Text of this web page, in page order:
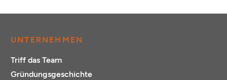
UNTERNEHMEN
Triff das Team
Gründungsgeschichte